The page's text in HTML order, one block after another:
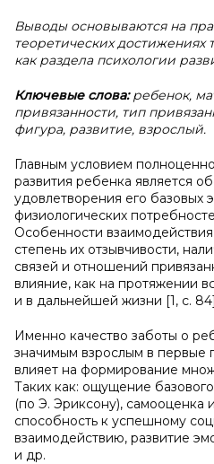
Выводы основываются на
теоретических достижениях
как раздела психологии
Ключевые слова:ребенок,
привязанности, тип
фигура, развитие, взрослый.
Главным условием
развития ребенка является
удовлетворения его базовых
физиологических
Особенности
степень их отзывчивости,
связей и отношений
влияние, как на протяжении
и в дальнейшей жизни [1, с.
Именно качество заботы о
значимым взрослым в первые
влияет на формирование
Таких как: ощущение
(по Э. Эриксону), самооценка
способность к успешному
взаимодействию, развитие
и др.